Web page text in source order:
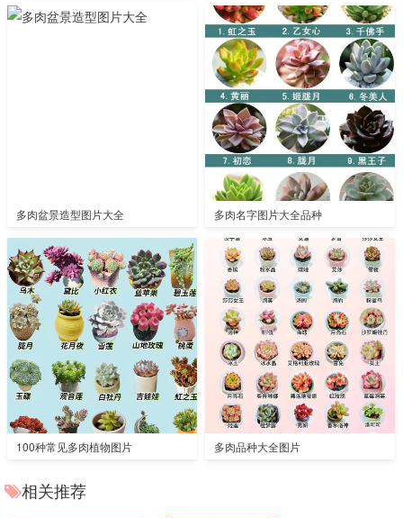
多肉盆景造型图片大全 多肉名字图片大全品种
100种常见多肉植物图片 多肉品种大全图片
相关推荐